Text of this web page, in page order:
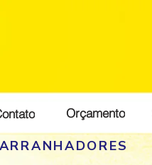
Orçamento
ARRANHADORES